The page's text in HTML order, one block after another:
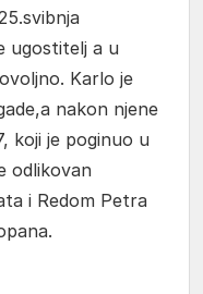
ugostitelj a u
Karlo je
nakon njene
koji je poginuo u
odlikovan
i Redom Petra